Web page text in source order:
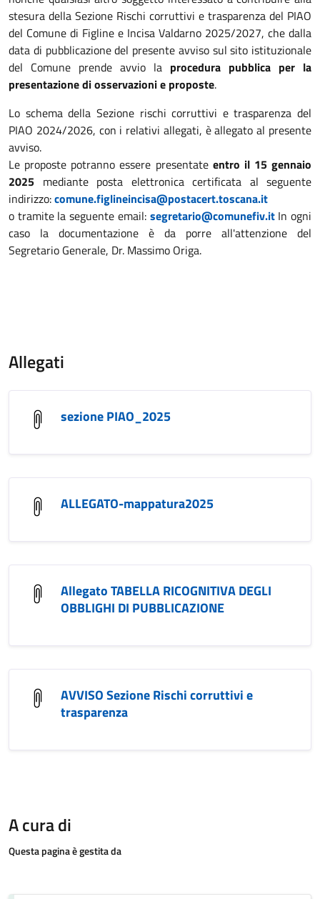
stesura della Sezione Rischi corruttivi e trasparenza del PIAO
del Comune di Figline e Incisa Valdarno 2025/2027, che dalla
data di pubblicazione del presente avviso sul sito istituzionale
del Comune prende avvio la procedura pubblica per la
presentazione di osservazioni e proposte.
Lo schema della Sezione rischi corruttivi e trasparenza del
PIAO 2024/2026, con i relativi allegati, è allegato al presente
avviso.
Le proposte potranno essere presentate entro il 15 gennaio
2025 mediante posta elettronica certificata al seguente
indirizzo:comune.figlineincisa@postacert.toscana.it
o tramite la seguente email: segretario@comunefiv.itIn ogni
caso la documentazione è da porre all'attenzione del
Segretario Generale, Dr. Massimo Origa.
Allegati
sezione PIAO_2025
ALLEGATO-mappatura2025
Allegato TABELLA RICOGNITIVA DEGLI
OBBLIGHI DI PUBBLICAZIONE
AVVISO Sezione Rischi corruttivi e
trasparenza
A cura di
Questa pagina è gestita da